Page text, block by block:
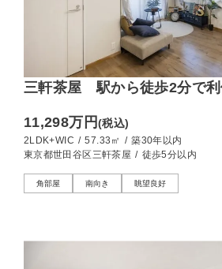
三軒茶屋 駅から徒歩2分で
11,298万円(税込)
2LDK+WIC / 57.33㎡ / 築30年以内
東京都世田谷区三軒茶屋 / 徒歩5分以内
角部屋 南向き 眺望良好